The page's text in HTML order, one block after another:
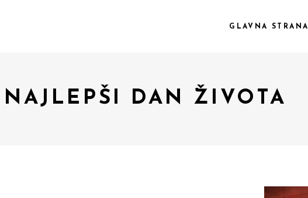
GLAVNA STRANA
TWO COL. VIDEO PREVIEW
NAJLEPŠI DAN ŽIVOTA